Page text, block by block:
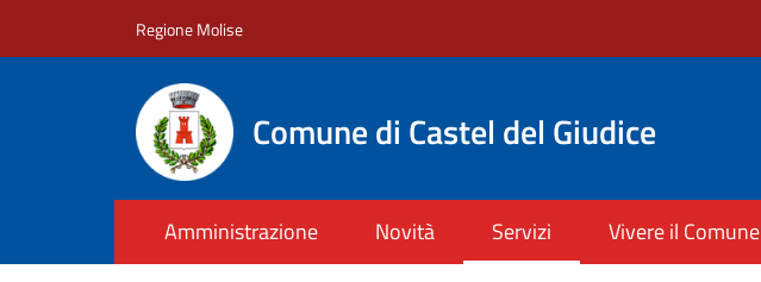
Regione Molise
Comune di Castel del Giudice
Amministrazione Novità Servizi Vivere il Comune